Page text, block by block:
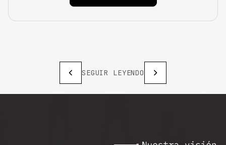
SEGUIR LEYENDO